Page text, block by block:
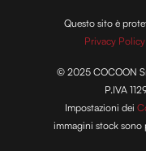
Questo sito è
Privacy Policy
© 2025 COCOON
P.IVA
Impostazioni dei
immagini stock sono